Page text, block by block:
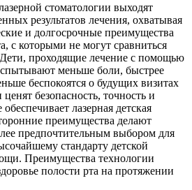
стоматологии выходят
результатов лечения, охватывая
и долгосрочные преимущества
с которыми не могут сравниться
проходящие лечение с помощью
меньше боли, быстрее
беспокоятся о будущих визитах
безопасность, точность и
лазерная детская
преимущества делают
предпочтительным выбором для
стандарту детской
Преимущества технологии
полости рта на протяжении